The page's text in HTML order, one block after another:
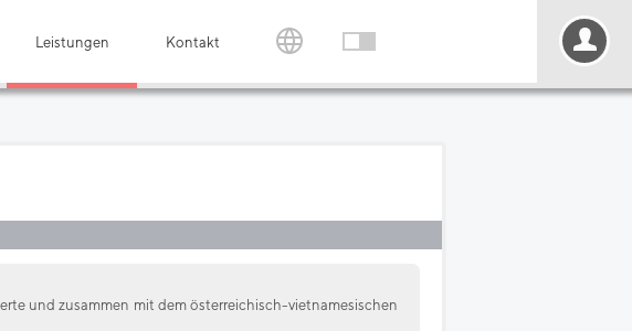
Leistungen Kontakt
und zusammen mit dem österreichisch-vietnamesischen